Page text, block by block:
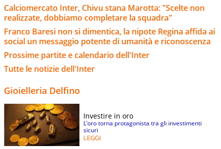
Calciomercato Inter, Chivu stana Marotta: "Scelte non
realizzate, dobbiamo completare la squadra"
Franco Baresi non si dimentica, la nipote Regina affida ai
social un messaggio potente di umanità e riconoscenza
Prossime partite e calendario dell'Inter
Tutte le notizie dell'Inter
Gioielleria Delfino
Investire in oro
L’oro torna protagonista tra gli investimenti
sicuri
LEGGI